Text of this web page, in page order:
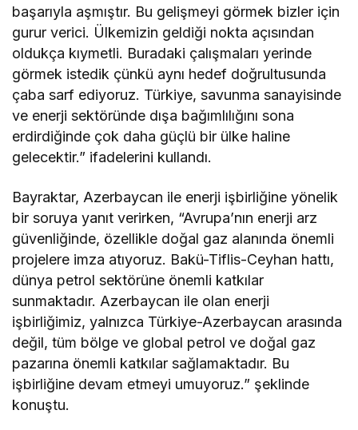
başarıyla aşmıştır. Bu gelişmeyi görmek bizler için
gurur verici. Ülkemizin geldiği nokta açısından
oldukça kıymetli. Buradaki çalışmaları yerinde
görmek istedik çünkü aynı hedef doğrultusunda
çaba sarf ediyoruz. Türkiye, savunma sanayisinde
ve enerji sektöründe dışa bağımlılığını sona
erdirdiğinde çok daha güçlü bir ülke haline
gelecektir.” ifadelerini kullandı.
Bayraktar, Azerbaycan ile enerji işbirliğine yönelik
bir soruya yanıt verirken, “Avrupa’nın enerji arz
güvenliğinde, özellikle doğal gaz alanında önemli
projelere imza atıyoruz. Bakü-Tiflis-Ceyhan hattı,
dünya petrol sektörüne önemli katkılar
sunmaktadır. Azerbaycan ile olan enerji
işbirliğimiz, yalnızca Türkiye-Azerbaycan arasında
değil, tüm bölge ve global petrol ve doğal gaz
pazarına önemli katkılar sağlamaktadır. Bu
işbirliğine devam etmeyi umuyoruz.” şeklinde
konuştu.